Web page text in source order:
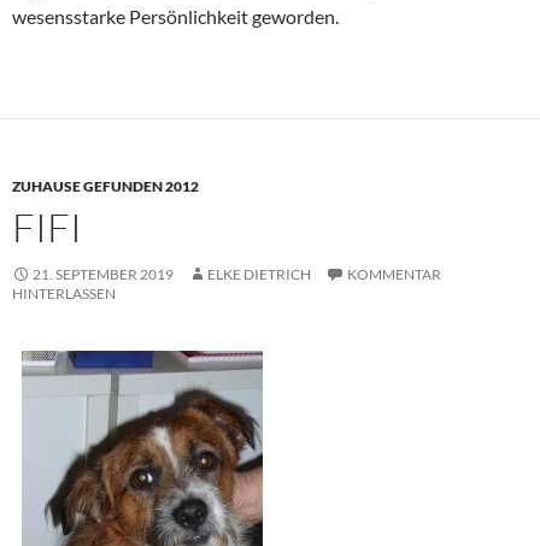
wesensstarke Persönlichkeit geworden.
ZUHAUSE GEFUNDEN 2012
FIFI
21. SEPTEMBER 2019 ELKE DIETRICH
KOMMENTAR
HINTERLASSEN